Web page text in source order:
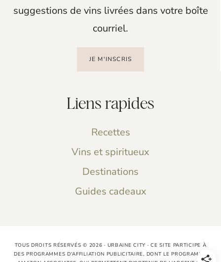
suggestions de vins livrées dans votre boîte
courriel.
JE M'INSCRIS
Liens rapides
Recettes
Vins et spiritueux
Destinations
Guides cadeaux
TOUS DROITS RÉSERVÉS © 2026 · URBAINE CITY · CE SITE PARTICIPE À
DES PROGRAMMES D'AFFILIATION PUBLICITAIRE, DONT LE PROGRAMME